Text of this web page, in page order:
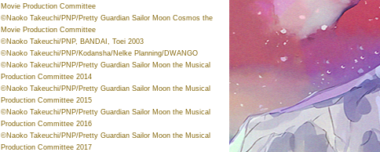
Movie Production Committee
©Naoko Takeuchi/PNP/Pretty Guardian Sailor Moon Cosmos the
Movie Production Committee
©Naoko Takeuchi/PNP, BANDAI, Toei 2003
©Naoko Takeuchi/PNP/Kodansha/Nelke Planning/DWANGO
©Naoko Takeuchi/PNP/Pretty Guardian Sailor Moon the Musical
Production Committee 2014
©Naoko Takeuchi/PNP/Pretty Guardian Sailor Moon the Musical
Production Committee 2015
©Naoko Takeuchi/PNP/Pretty Guardian Sailor Moon the Musical
Production Committee 2016
©Naoko Takeuchi/PNP/Pretty Guardian Sailor Moon the Musical
Production Committee 2017